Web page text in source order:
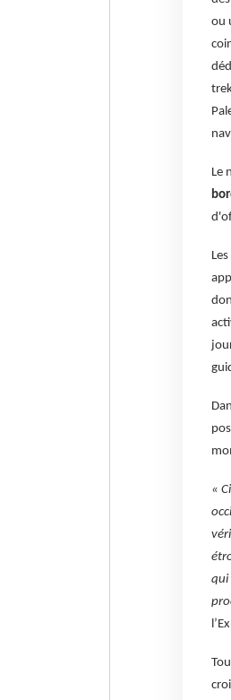
ou
Le
«
qui